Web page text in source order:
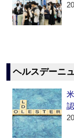
ヘルスデーニ
認